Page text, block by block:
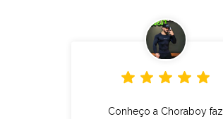
Conheço a Choraboy faz